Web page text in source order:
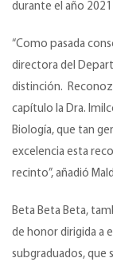
durante el año
“Como pasada
directora del
distinción.
capítulo la Dra.
Biología, que tan
excelencia esta
recinto”, añadió
Beta Beta Beta,
de honor dirigida a
subgraduados, que